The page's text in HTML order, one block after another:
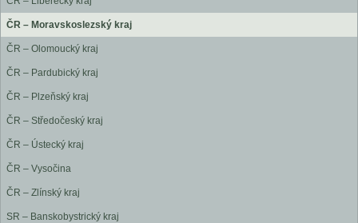
ČR – Moravskoslezský kraj
ČR – Olomoucký kraj
ČR – Pardubický kraj
ČR – Plzeňský kraj
ČR – Středočeský kraj
ČR – Ústecký kraj
ČR – Vysočina
ČR – Zlínský kraj
SR – Banskobystrický kraj